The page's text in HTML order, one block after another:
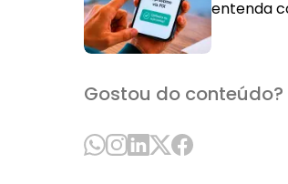
entenda
Gostou do